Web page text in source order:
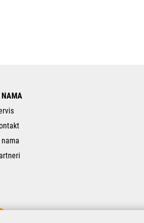
NAMA
nama